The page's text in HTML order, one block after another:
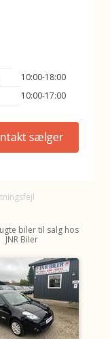
10:00-18:00
10:00-17:00
biler til salg hos
JNR Biler